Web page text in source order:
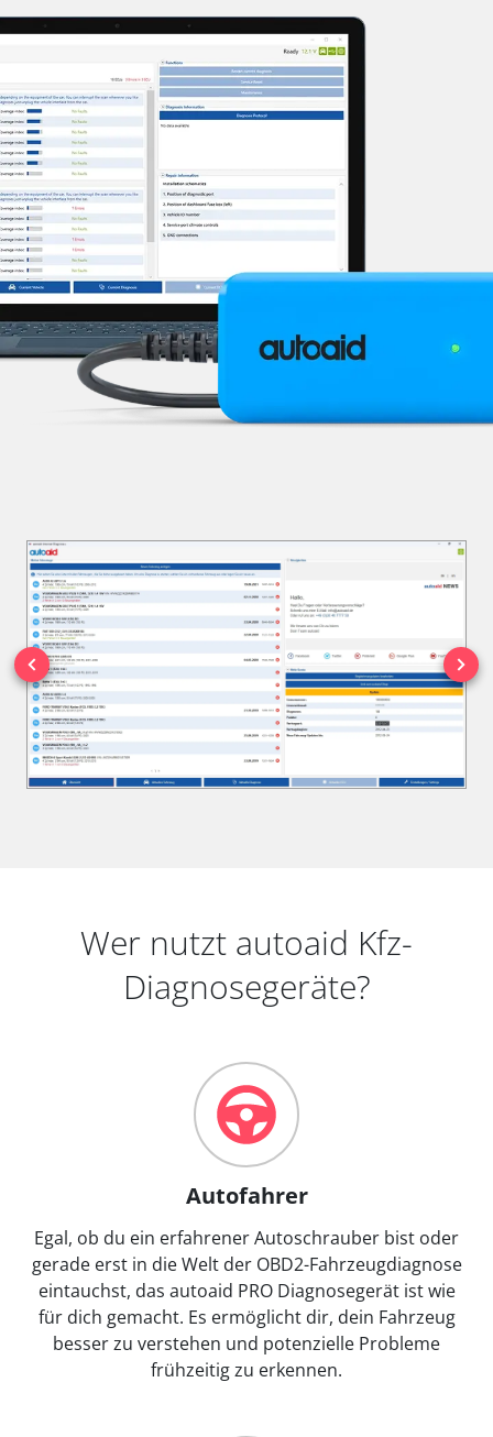
Wer nutzt autoaid Kfz-
Diagnosegeräte?
Autofahrer
Egal, ob du ein erfahrener Autoschrauber bist oder
gerade erst in die Welt der OBD2-Fahrzeugdiagnose
eintauchst, das autoaid PRO Diagnosegerät ist wie
für dich gemacht. Es ermöglicht dir, dein Fahrzeug
besser zu verstehen und potenzielle Probleme
frühzeitig zu erkennen.